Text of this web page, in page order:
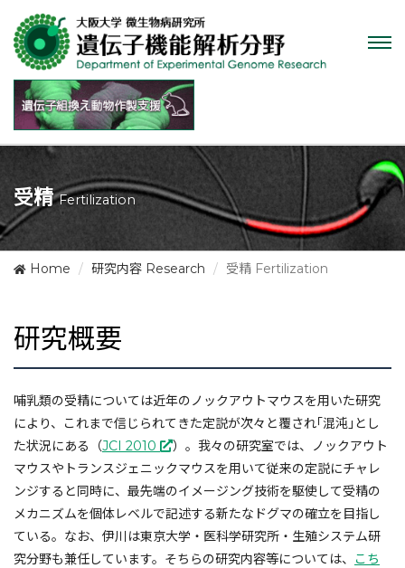
受精Fertilization
Home 研究内容 Research 受精 Fertilization
研究概要
哺乳類の受精については近年のノックアウトマウスを用いた研究
により、これまで信じられてきた定説が次々と覆され｢混沌｣とし
た状況にある（JCI 2010
）。我々の研究室では、ノックアウト
マウスやトランスジェニックマウスを用いて従来の定説にチャレ
ンジすると同時に、最先端のイメージング技術を駆使して受精の
メカニズムを個体レベルで記述する新たなドグマの確立を目指し
ている。なお、伊川は東京大学・医科学研究所・生殖システム研
究分野も兼任しています。そちらの研究内容等については、
こち